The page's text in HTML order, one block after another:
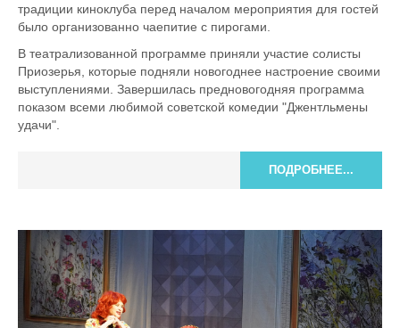
традиции киноклуба перед началом мероприятия для гостей
было организованно чаепитие с пирогами.
В театрализованной программе приняли участие солисты
Приозерья, которые подняли новогоднее настроение своими
выступлениями. Завершилась предновогодняя программа
показом всеми любимой советской комедии "Джентльмены
удачи".
ПОДРОБНЕЕ...